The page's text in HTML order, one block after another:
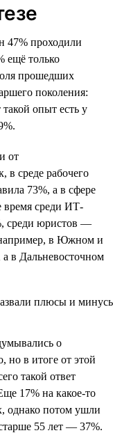
47% проходили
ещё только
прошедших
поколения:
опыт есть у
от
в среде рабочего
73%, а в сфере
время среди ИТ-
среди юристов —
например, в Южном и
в Дальневосточном
о
но в итоге от этой
такой ответ
17% на какое-то
однако потом ушли
55 лет — 37%.